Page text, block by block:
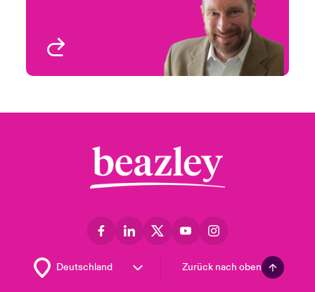
Denver, CO, USA
Zurück nach oben